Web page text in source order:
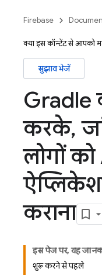
Firebase
क्या इस कॉन्टेंट से आपको
सुझाव भेजें
Gradle
करके,
लोगों
कराना
इस पेज पर, यह
शुरू करने से पहले